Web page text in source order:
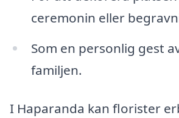
ceremonin eller
Som en personlig gest
familjen.
I Haparanda kan florister